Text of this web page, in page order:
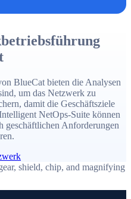
BlueCat bieten die Analysen
um das Netzwerk zu
damit die Geschäftsziele
NetOps-Suite können
geschäftlichen Anforderungen